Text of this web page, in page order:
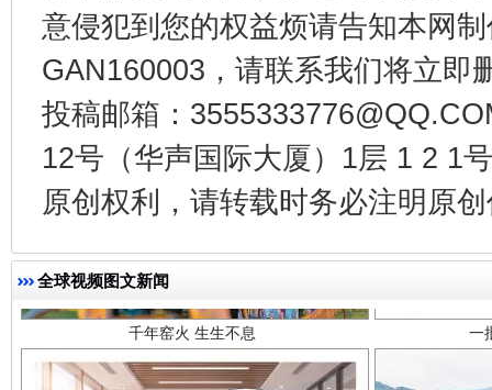
意侵犯到您的权益烦请告知本网
GAN160003，请联系我们将立即
投稿邮箱：
12号（华声国际大厦）1层 1 2 1
原创权利，请转载时务必注明原
全球视频图文新闻
千年窑火 生生不息 一